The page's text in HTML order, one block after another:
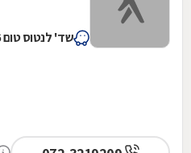
שד' לנטוס טום 26, נתניה